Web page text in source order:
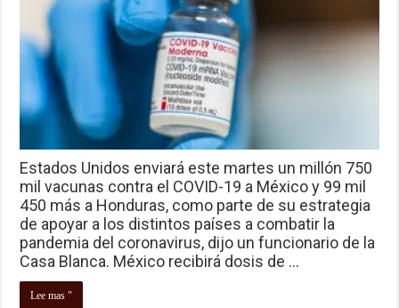
Estados Unidos enviará este martes un millón 750
mil vacunas contra el COVID-19 a México y 99 mil
450 más a Honduras, como parte de su estrategia
de apoyar a los distintos países a combatir la
pandemia del coronavirus, dijo un funcionario de la
Casa Blanca. México recibirá dosis de …
Lee mas "